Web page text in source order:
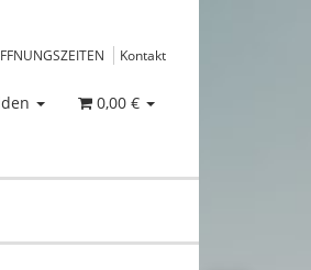
Kontakt
0,00 €